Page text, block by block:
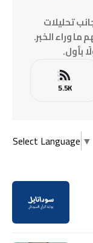
تحليلات
وراء الخبر.
بأول.
5.5K
Select Language ▼